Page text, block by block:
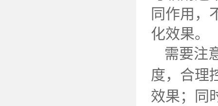
同作用，
化效果。
需要注
度，合理
效果；同